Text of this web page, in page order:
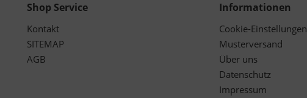
Shop Service
Kontakt
SITEMAP
AGB
Informationen
Cookie-Einstellungen
Musterversand
Über uns
Datenschutz
Impressum